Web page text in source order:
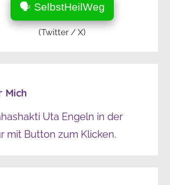
🗣️ SelbstHeilWeg
(Twitter / X)
Mich